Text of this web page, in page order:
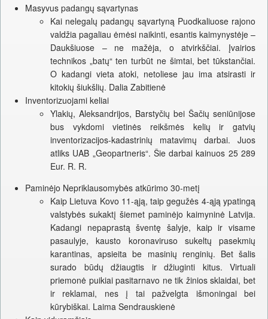
Masyvus padangų sąvartynas
Kai nelegalų padangų sąvartyną Puodkaliuose rajono
valdžia pagaliau ėmėsi naikinti, esantis kaimynystėje –
Daukšiuose – ne mažėja, o atvirkščiai. Įvairios
technikos „batų“ ten turbūt ne šimtai, bet tūkstančiai.
O kadangi vieta atoki, netoliese jau ima atsirasti ir
kitokių šiukšlių. Dalia Zabitienė
Inventorizuojami keliai
Ylakių, Aleksandrijos, Barstyčių bei Šačių seniūnijose
bus vykdomi vietinės reikšmės kelių ir gatvių
inventorizacijos-kadastrinių matavimų darbai. Juos
atliks UAB „Geopartneris“. Šie darbai kainuos 25 289
Eur. R. R.
Paminėjo Nepriklausomybės atkūrimo 30-metį
Kaip Lietuva Kovo 11-ąją, taip gegužės 4-ąją ypatingą
valstybės sukaktį šiemet paminėjo kaimyninė Latvija.
Kadangi nepaprastą šventę šalyje, kaip ir visame
pasaulyje, kausto koronaviruso sukeltų pasekmių
karantinas, apsieita be masinių renginių. Bet šalis
surado būdų džiaugtis ir džiuginti kitus. Virtuali
priemonė puikiai pasitarnavo ne tik žinios sklaidai, bet
ir reklamai, nes į tai pažvelgta išmoningai bei
kūrybiškai. Laima Sendrauskienė